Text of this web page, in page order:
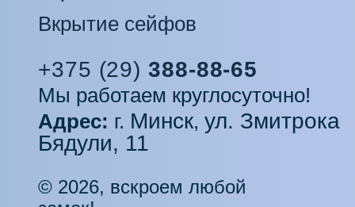
Вкрытие сейфов
+375 (29) 388-88-65
Мы работаем круглосуточно!
Адрес: г. Минск, ул. Змитрока
Бядули, 11
© 2026, вскроем любой